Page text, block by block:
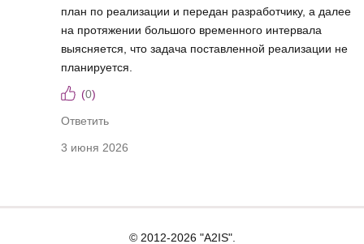
план по реализации и передан разработчику, а далее
на протяжении большого временного интервала
выясняется, что задача поставленной реализации не
планируется.
(0)
Ответить
3 июня 2026
© 2012-2026 "A2IS".